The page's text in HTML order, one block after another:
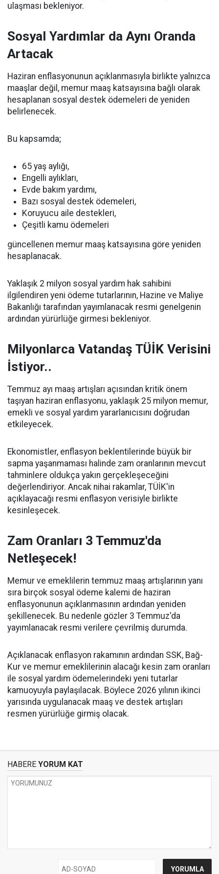
ulaşması bekleniyor.
Sosyal Yardımlar da Aynı Oranda
Artacak
Haziran enflasyonunun açıklanmasıyla birlikte yalnızca
maaşlar değil, memur maaş katsayısına bağlı olarak
hesaplanan sosyal destek ödemeleri de yeniden
belirlenecek.
Bu kapsamda;
65 yaş aylığı,
Engelli aylıkları,
Evde bakım yardımı,
Bazı sosyal destek ödemeleri,
Koruyucu aile destekleri,
Çeşitli kamu ödemeleri
güncellenen memur maaş katsayısına göre yeniden
hesaplanacak.
Yaklaşık 2 milyon sosyal yardım hak sahibini
ilgilendiren yeni ödeme tutarlarının, Hazine ve Maliye
Bakanlığı tarafından yayımlanacak resmi genelgenin
ardından yürürlüğe girmesi bekleniyor.
Milyonlarca Vatandaş TÜİK Verisini
İstiyor..
Temmuz ayı maaş artışları açısından kritik önem
taşıyan haziran enflasyonu, yaklaşık 25 milyon memur,
emekli ve sosyal yardım yararlanıcısını doğrudan
etkileyecek.
Ekonomistler, enflasyon beklentilerinde büyük bir
sapma yaşanmaması halinde zam oranlarının mevcut
tahminlere oldukça yakın gerçekleşeceğini
değerlendiriyor. Ancak nihai rakamlar, TÜİK'in
açıklayacağı resmi enflasyon verisiyle birlikte
kesinleşecek.
Zam Oranları 3 Temmuz'da
Netleşecek!
Memur ve emeklilerin temmuz maaş artışlarının yanı
sıra birçok sosyal ödeme kalemi de haziran
enflasyonunun açıklanmasının ardından yeniden
şekillenecek. Bu nedenle gözler 3 Temmuz'da
yayımlanacak resmi verilere çevrilmiş durumda.
Açıklanacak enflasyon rakamının ardından SSK, Bağ-
Kur ve memur emeklilerinin alacağı kesin zam oranları
ile sosyal yardım ödemelerindeki yeni tutarlar
kamuoyuyla paylaşılacak. Böylece 2026 yılının ikinci
yarısında uygulanacak maaş ve destek artışları
resmen yürürlüğe girmiş olacak.
HABERE YORUM KAT